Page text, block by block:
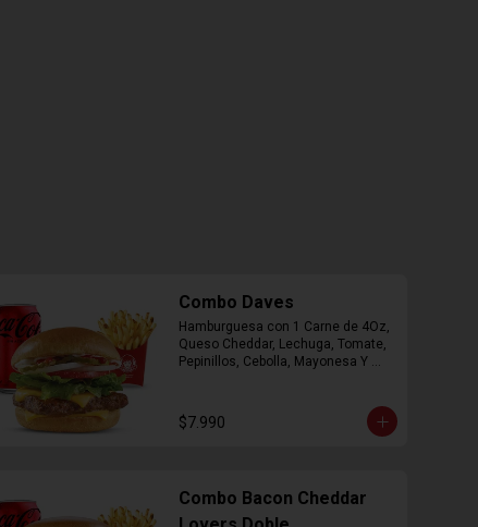
Combo Daves
Hamburguesa con 1 Carne de 4Oz,
Queso Cheddar, Lechuga, Tomate,
Pepinillos, Cebolla, Mayonesa Y
$7.990
Combo Bacon Cheddar